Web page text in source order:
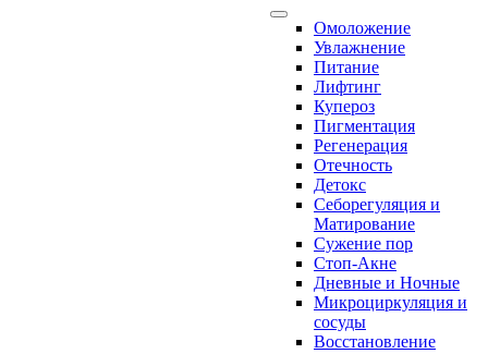
Омоложение
Увлажнение
Питание
Лифтинг
Купероз
Пигментация
Регенерация
Отечность
Детокс
Себорегуляция и
Матирование
Сужение пор
Стоп-Акне
Дневные и Ночные
Микроциркуляция и
сосуды
Восстановление